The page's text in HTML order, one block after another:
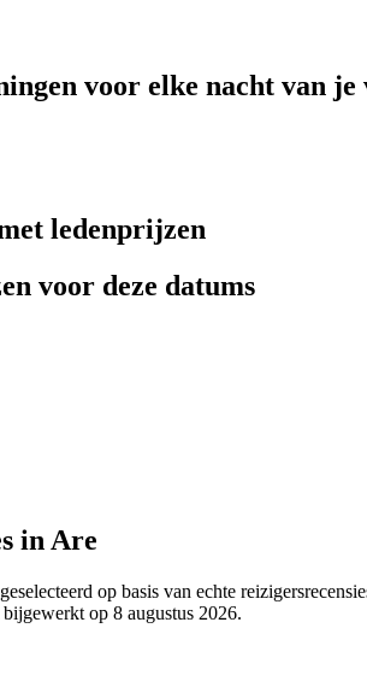
voor elke nacht van
ledenprijzen
voor deze datums
in Are
op basis van echte
bijgewerkt op 8 augustus 2026.